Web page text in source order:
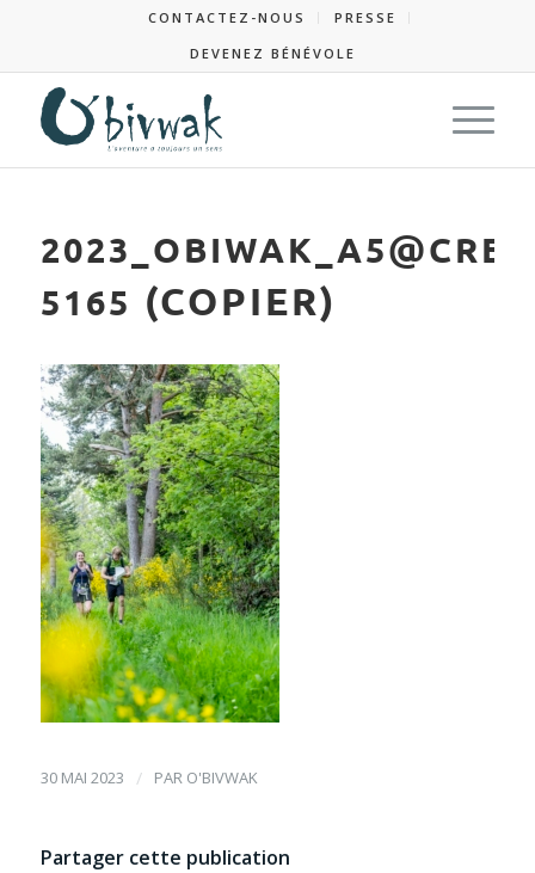
CONTACTEZ-NOUS
PRESSE
DEVENEZ BÉNÉVOLE
2023_OBIWAK_A5@
5165 (COPIER)
30 MAI 2023 / PAR O'BIVWAK
Partager cette publication